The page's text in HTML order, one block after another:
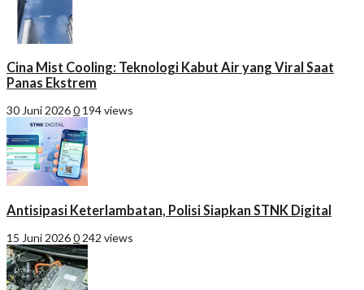
Cina Mist Cooling: Teknologi Kabut Air yang Viral Saat
Panas Ekstrem
30 Juni 20260 194 views
Antisipasi Keterlambatan, Polisi Siapkan STNK Digital
15 Juni 20260 242 views